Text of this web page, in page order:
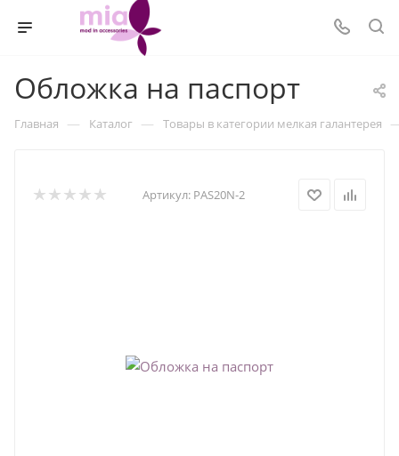
Обложка на паспорт
Главная — Каталог — Товары в категории мелкая галантерея
Артикул: PAS20N-2